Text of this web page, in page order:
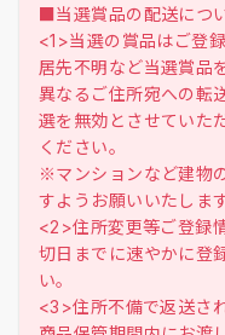
■当選賞品の配送につ
<1>当選の賞品はご登
居先不明など当選賞品
異なるご住所宛への転
選を無効とさせていた
ください。
※マンションなど建物
すようお願いいたします
<2>住所変更等ご登録
切日までに速やかに登
い。
<3>住所不備で返送さ